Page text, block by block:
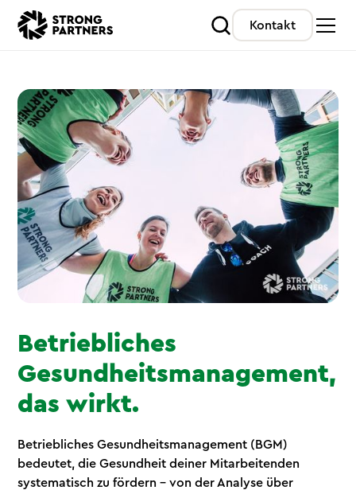
Kontakt
Betriebliches
Gesundheits­management,
das wirkt.
Betriebliches Gesundheitsmanagement (BGM)
bedeutet, die Gesundheit deiner Mitarbeitenden
systematisch zu fördern – von der Analyse über